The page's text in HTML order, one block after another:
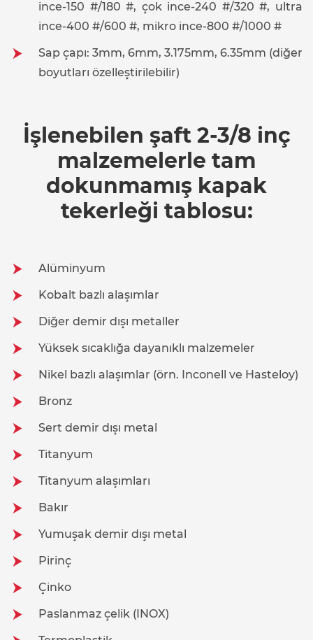
ince-150 #/180 #, çok ince-240 #/320 #, ultra
ince-400 #/600 #, mikro ince-800 #/1000 #
Sap çapı: 3mm, 6mm, 3.175mm, 6.35mm (diğer
boyutları özelleştirilebilir)
İşlenebilen şaft 2-3/8 inç
malzemelerle tam
dokunmamış kapak
tekerleği tablosu:
Alüminyum
Kobalt bazlı alaşımlar
Diğer demir dışı metaller
Yüksek sıcaklığa dayanıklı malzemeler
Nikel bazlı alaşımlar (örn. Inconell ve Hasteloy)
Bronz
Sert demir dışı metal
Titanyum
Titanyum alaşımları
Bakır
Yumuşak demir dışı metal
Pirinç
Çinko
Paslanmaz çelik (INOX)